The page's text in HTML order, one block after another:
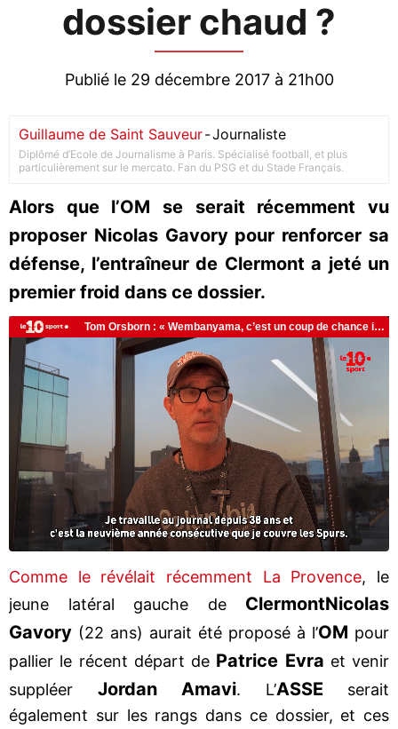
dossier chaud ?
Publié le 29 décembre 2017 à 21h00
Guillaume de Saint Sauveur-Journaliste
Diplômé d’Ecole de Journalisme à Paris. Spécialisé football, et plus
particulièrement sur le mercato. Fan du PSG et du Stade Français.
Alors que l’OM se serait récemment vu
proposer Nicolas Gavory pour renforcer sa
défense, l’entraîneur de Clermont a jeté un
premier froid dans ce dossier.
Comme le révélait récemment La Provence, le
jeune latéral gauche de ClermontNicolas
Gavory (22 ans) aurait été proposé à l’OM pour
pallier le récent départ de Patrice Evra et venir
suppléer Jordan Amavi. L’ASSE serait
également sur les rangs dans ce dossier, et ces